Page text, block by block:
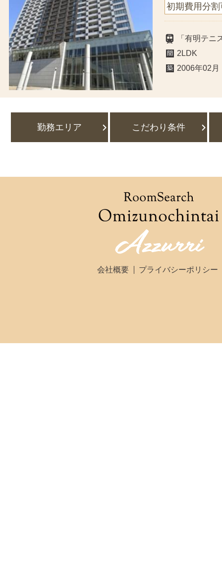
初期費用分割
「有明テ
2LDK
2006年02月
勤務エリア こだわり条件
会社概要 プライバシーポリシー